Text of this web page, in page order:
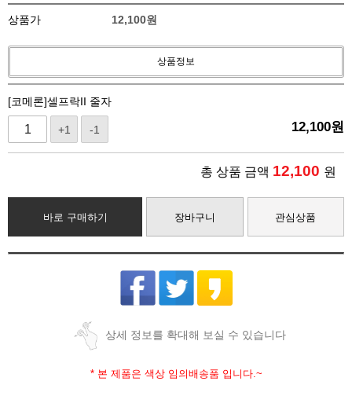
상품가 12,100원
상품정보
[코메론]셀프락II 줄자
+1 -1 12,100원
총 상품 금액 12,100 원
바로 구매하기 장바구니 관심상품
상세 정보를 확대해 보실 수 있습니다
* 본 제품은 색상 임의배송품 입니다.~